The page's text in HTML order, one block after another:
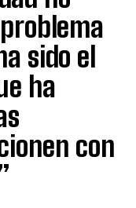
sido el
ha
con